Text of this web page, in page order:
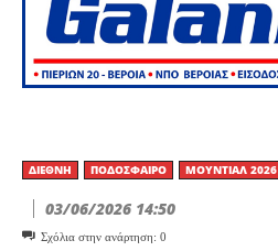
ΔΙΕΘΝΉ ΠΟΔΌΣΦΑΙΡΟ ΜΟΥΝΤΙΆΛ 2026
03/06/2026 14:50
Σχόλια στην ανάρτηση: 0